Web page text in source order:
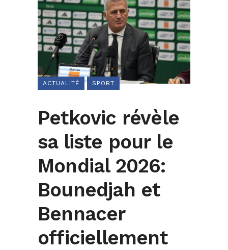
ACTUALITÉ SPORT
Petkovic révèle
sa liste pour le
Mondial 2026:
Bounedjah et
Bennacer
officiellement